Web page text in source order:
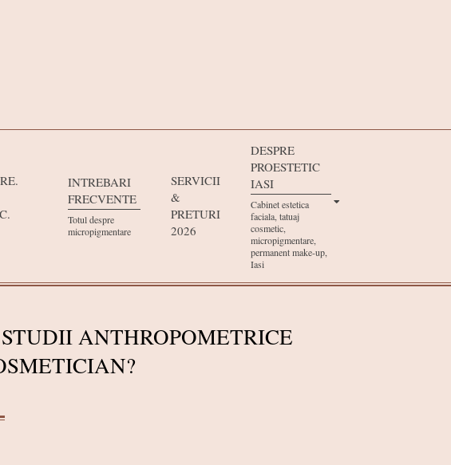
INTREBARI
FRECVENTE
Totul despre
micropigmentare
SERVICII
&
PRETURI
2026
DESPRE
PROESTETIC
IASI
Cabinet estetica
faciala, tatuaj
cosmetic,
micropigmentare,
permanent make-up,
Iasi
ANTHROPOMETRICE